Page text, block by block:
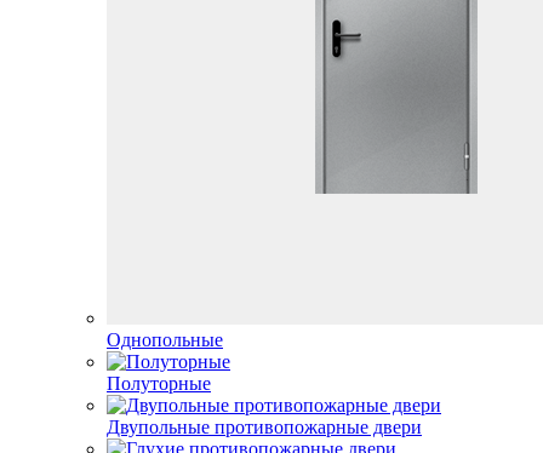
Однопольные
Полуторные
Двупольные противопожарные двери